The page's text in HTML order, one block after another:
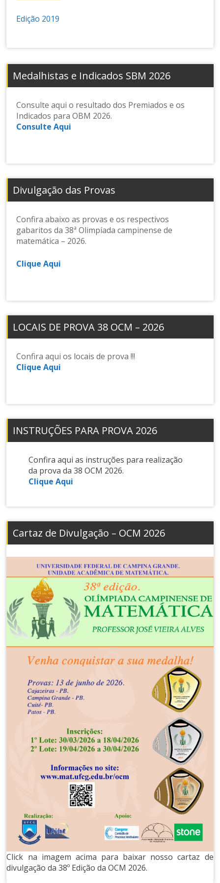
s
e
e
M
at
e
át
ic
a
Edição 2019
Medalhistas e Indicados SBM 2026
Consulte aqui o resultado dos Premiados e os
Indicados para OBM 2026.
Consulte Aqui
Divulgação das Provas
Confira abaixo as provas e os respectivos
gabaritos da 38ª Olimpíada campinense de
matemática – 2026.
Clique Aqui
LOCAIS DE PROVA 38 OCM – 2026
Confira aqui os locais de prova !!!
Clique Aqui
INSTRUÇÕES PARA PROVA 2026
Confira aqui as instruções para realização
da prova da 38 OCM 2026.
Clique Aqui
Cartaz de Divulgação – OCM 2026
Click na imagem acima para baixar nosso cartaz de
divulgação da 38º Edição da OCM 2026.